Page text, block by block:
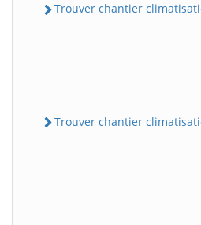
Trouver chantier
Trouver chantier